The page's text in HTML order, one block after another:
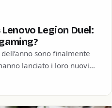
Lenovo Legion Duel:
sono finalmente
lanciato i loro nuovi